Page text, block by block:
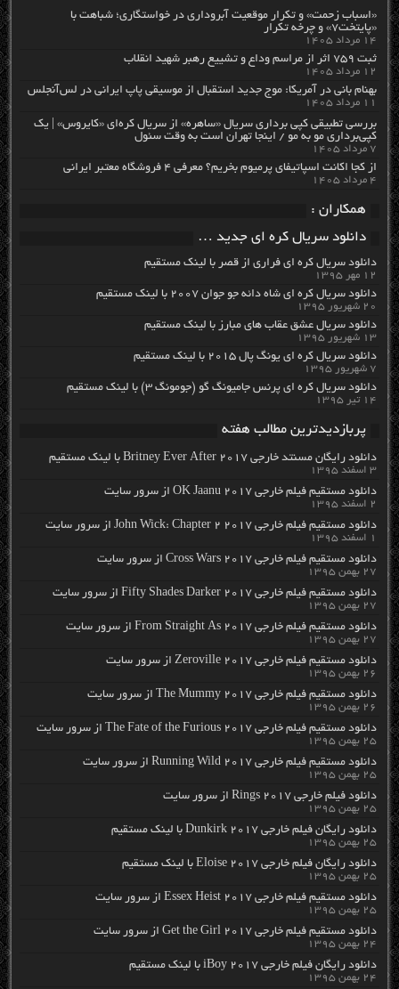
«اسباب زحمت» و تکرار موقعیت آبروداری در خواستگاری؛ شباهت با
«پایتخت۷» و چرخه تکرار
۱۴ مرداد ۱۴۰۵
ثبت ۷۵۹ اثر از مراسم وداع و تشییع رهبر شهید انقلاب
۱۲ مرداد ۱۴۰۵
بهنام بانی در آمریکا: موج جدید استقبال از موسیقی پاپ ایرانی در لس‌آنجلس
۱۱ مرداد ۱۴۰۵
بررسی تطبیقی کپی برداری سریال «ساهره» از سریال کره‌ای «کایروس» | یک
کپی‌برداری مو به مو / اینجا تهران است به وقت سئول
۷ مرداد ۱۴۰۵
از کجا اکانت اسپاتیفای پرمیوم بخریم؟ معرفی ۴ فروشگاه معتبر ایرانی
۴ مرداد ۱۴۰۵
همکاران :
دانلود سریال کره ای جدید …
دانلود سریال کره ای فراری از قصر با لینک مستقیم
۱۲ مهر ۱۳۹۵
دانلود سریال کره ای شاه دائه جو جوان ۲۰۰۷ با لینک مستقیم
۲۰ شهریور ۱۳۹۵
دانلود سریال عشق عقاب های مبارز با لینک مستقیم
۱۳ شهریور ۱۳۹۵
دانلود سریال کره ای یونگ پال ۲۰۱۵ با لینک مستقیم
۷ شهریور ۱۳۹۵
دانلود سریال کره ای پرنس جامیونگ گو (جومونگ ۳) با لینک مستقیم
۱۴ تیر ۱۳۹۵
پربازدیدترین مطالب هفته
دانلود رایگان مسنتد خارجی Britney Ever After 2017 با لینک مستقیم
۳ اسفند ۱۳۹۵
دانلود مستقیم فیلم خارجی OK Jaanu 2017 از سرور سایت
۲ اسفند ۱۳۹۵
دانلود مستقیم فیلم خارجی John Wick: Chapter 2 2017 از سرور سایت
۱ اسفند ۱۳۹۵
دانلود مستقیم فیلم خارجی Cross Wars 2017 از سرور سایت
۲۷ بهمن ۱۳۹۵
دانلود مستقیم فیلم خارجی Fifty Shades Darker 2017 از سرور سایت
۲۷ بهمن ۱۳۹۵
دانلود مستقیم فیلم خارجی From Straight As 2017 از سرور سایت
۲۷ بهمن ۱۳۹۵
دانلود مستقیم فیلم خارجی Zeroville 2017 از سرور سایت
۲۶ بهمن ۱۳۹۵
دانلود مستقیم فیلم خارجی The Mummy 2017 از سرور سایت
۲۶ بهمن ۱۳۹۵
دانلود مستقیم فیلم خارجی The Fate of the Furious 2017 از سرور سایت
۲۵ بهمن ۱۳۹۵
دانلود مستقیم فیلم خارجی Running Wild 2017 از سرور سایت
۲۵ بهمن ۱۳۹۵
دانلود فیلم خارجی Rings 2017 از سرور سایت
۲۵ بهمن ۱۳۹۵
دانلود رایگان فیلم خارجی Dunkirk 2017 با لینک مستقیم
۲۵ بهمن ۱۳۹۵
دانلود رایگان فیلم خارجی Eloise 2017 با لینک مستقیم
۲۵ بهمن ۱۳۹۵
دانلود مستقیم فیلم خارجی Essex Heist 2017 از سرور سایت
۲۵ بهمن ۱۳۹۵
دانلود مستقیم فیلم خارجی Get the Girl 2017 از سرور سایت
۲۴ بهمن ۱۳۹۵
دانلود رایگان فیلم خارجی iBoy 2017 با لینک مستقیم
۲۴ بهمن ۱۳۹۵